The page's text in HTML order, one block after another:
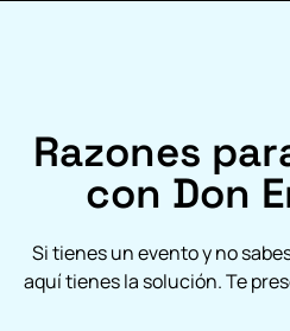
Razones
con Don
Si tienes un evento y no
aquí tienes la solución. Te